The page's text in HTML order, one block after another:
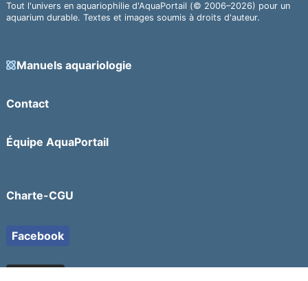
Tout l'univers en aquariophilie d'AquaPortail (© 2006–2026) pour un
aquarium durable. Textes et images soumis à droits d'auteur.
Manuels aquariologie
Contact
Équipe AquaPortail
Charte-CGU
Facebook